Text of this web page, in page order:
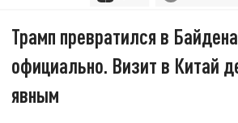
Трамп превратился в
официально. Визит в Китай
явным